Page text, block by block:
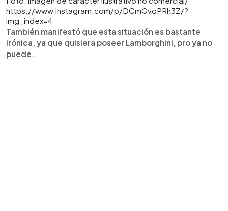
https://www.instagram.com/p/DCmGvqPRh3Z/?
img_index=4
También manifestó que esta situación es bastante
irónica, ya que quisiera poseer Lamborghini, pro ya no
puede.